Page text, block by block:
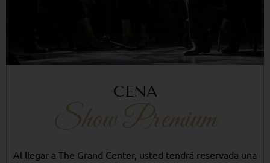
CENA
Show Premium
Al llegar a The Grand Center, usted tendrá reservada una